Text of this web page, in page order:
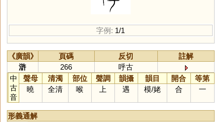
字例: 1/1
《廣韻》 頁碼 反切
註解
滸
266
呼古
中
古
音
聲母 清濁 部位 聲調 韻攝 韻目 開合
等第
曉
全清 喉 上 遇 模/姥 合 一
形義通解